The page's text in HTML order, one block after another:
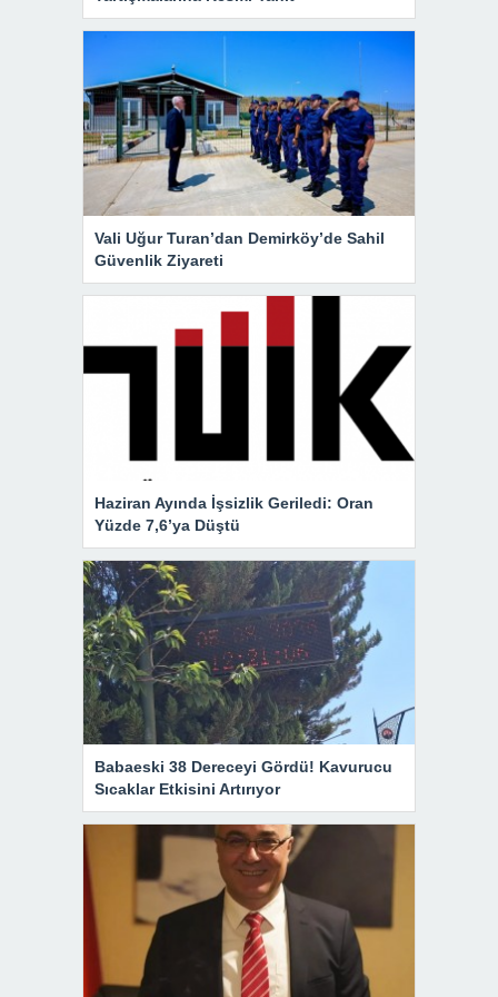
Vali Uğur Turan’dan Demirköy’de Sahil
Güvenlik Ziyareti
Haziran Ayında İşsizlik Geriledi: Oran
Yüzde 7,6’ya Düştü
Babaeski 38 Dereceyi Gördü! Kavurucu
Sıcaklar Etkisini Artırıyor